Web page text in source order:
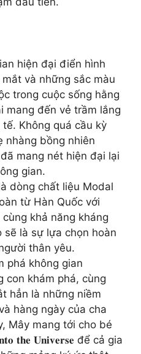
hiện đại điển hình
và những sắc màu
trong cuộc sống hằng
mang đến vẻ trầm lắng
Không quá cầu kỳ
nhàng bồng nhiên
đã mang nét hiện đại lại
gian.
dòng chất liệu Modal
từ Hàn Quốc với
khả năng kháng
sẽ là sự lựa chọn hoàn
thân yêu.
phá không gian
con khám phá, cùng
hẳn là những niềm
hàng ngày của cha
Mây mang tới cho bé
𝐭𝐡𝐞 𝐔𝐧𝐢𝐯𝐞𝐫𝐬𝐞 để cả gia